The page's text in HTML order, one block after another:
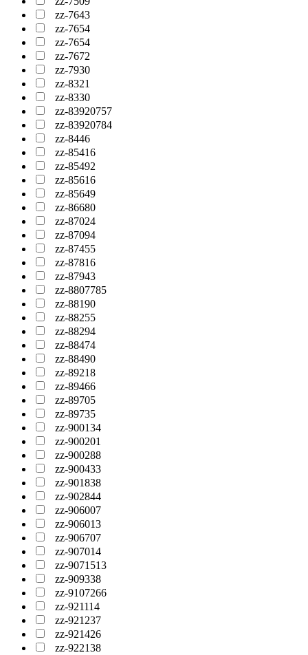
zz-7643
zz-7654
zz-7654
zz-7672
zz-7930
zz-8321
zz-8330
zz-83920757
zz-83920784
zz-8446
zz-85416
zz-85492
zz-85616
zz-85649
zz-86680
zz-87024
zz-87094
zz-87455
zz-87816
zz-87943
zz-8807785
zz-88190
zz-88255
zz-88294
zz-88474
zz-88490
zz-89218
zz-89466
zz-89705
zz-89735
zz-900134
zz-900201
zz-900288
zz-900433
zz-901838
zz-902844
zz-906007
zz-906013
zz-906707
zz-907014
zz-9071513
zz-909338
zz-9107266
zz-921114
zz-921237
zz-921426
zz-922138